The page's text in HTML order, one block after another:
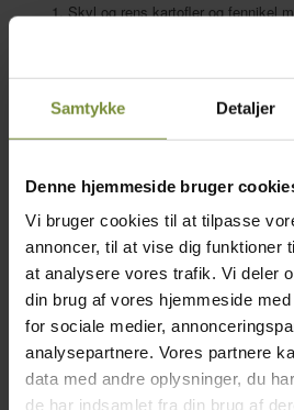
Samtykke Detaljer
Denne hjemmeside bruger
Vi bruger cookies til at tilpasse
annoncer, til at vise dig funktioner
at analysere vores trafik. Vi deler
din brug af vores hjemmeside
for sociale medier,
analysepartnere. Vores partnere
data med andre oplysninger, du
de har indsamlet fra din brug af
Skyl og rens kartofler og fennikel
grøntsagerne og vend det godt rundt.
Ramsløgssmør: Bland finthakket
en skål.
. Fordel smørret under skindet på
. Anret kyllingestykkerne ovenpå
ovnen ved 200 grader i 40
minutter indtil kyllingen er
Pynt eventuelt med frisk timian og